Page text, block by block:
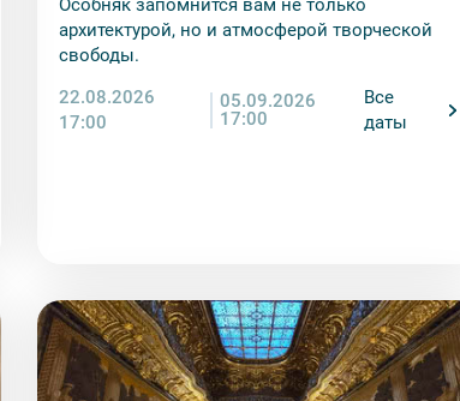
аренду аудиооборудование. Ответственность за
экскурсионной программы возлагается на
экскурсант обязан возместить полную
возможны изменения, так как некоторые
объекта.
Особняк запомнится вам не только
архитектурой, но и атмосферой творческой
свободы.
22.08.2026
17:00
05.09.2026
17:00
Все
даты